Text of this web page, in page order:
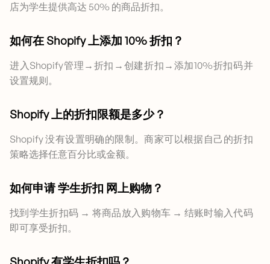
店为学生提供高达 50% 的商品折扣。
如何在 Shopify 上添加 10% 折扣？
进入Shopify管理→折扣→创建折扣→添加10%折扣码并
设置规则。
Shopify 上的折扣限额是多少？
Shopify 没有设置明确的限制。商家可以根据自己的折扣
策略选择任意百分比或金额。
如何申请学生折扣 网上购物？
找到学生折扣码 → 将商品放入购物车 → 结账时输入代码
即可享受折扣。